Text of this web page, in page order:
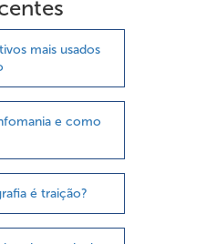
mais usados
e como
é traição?